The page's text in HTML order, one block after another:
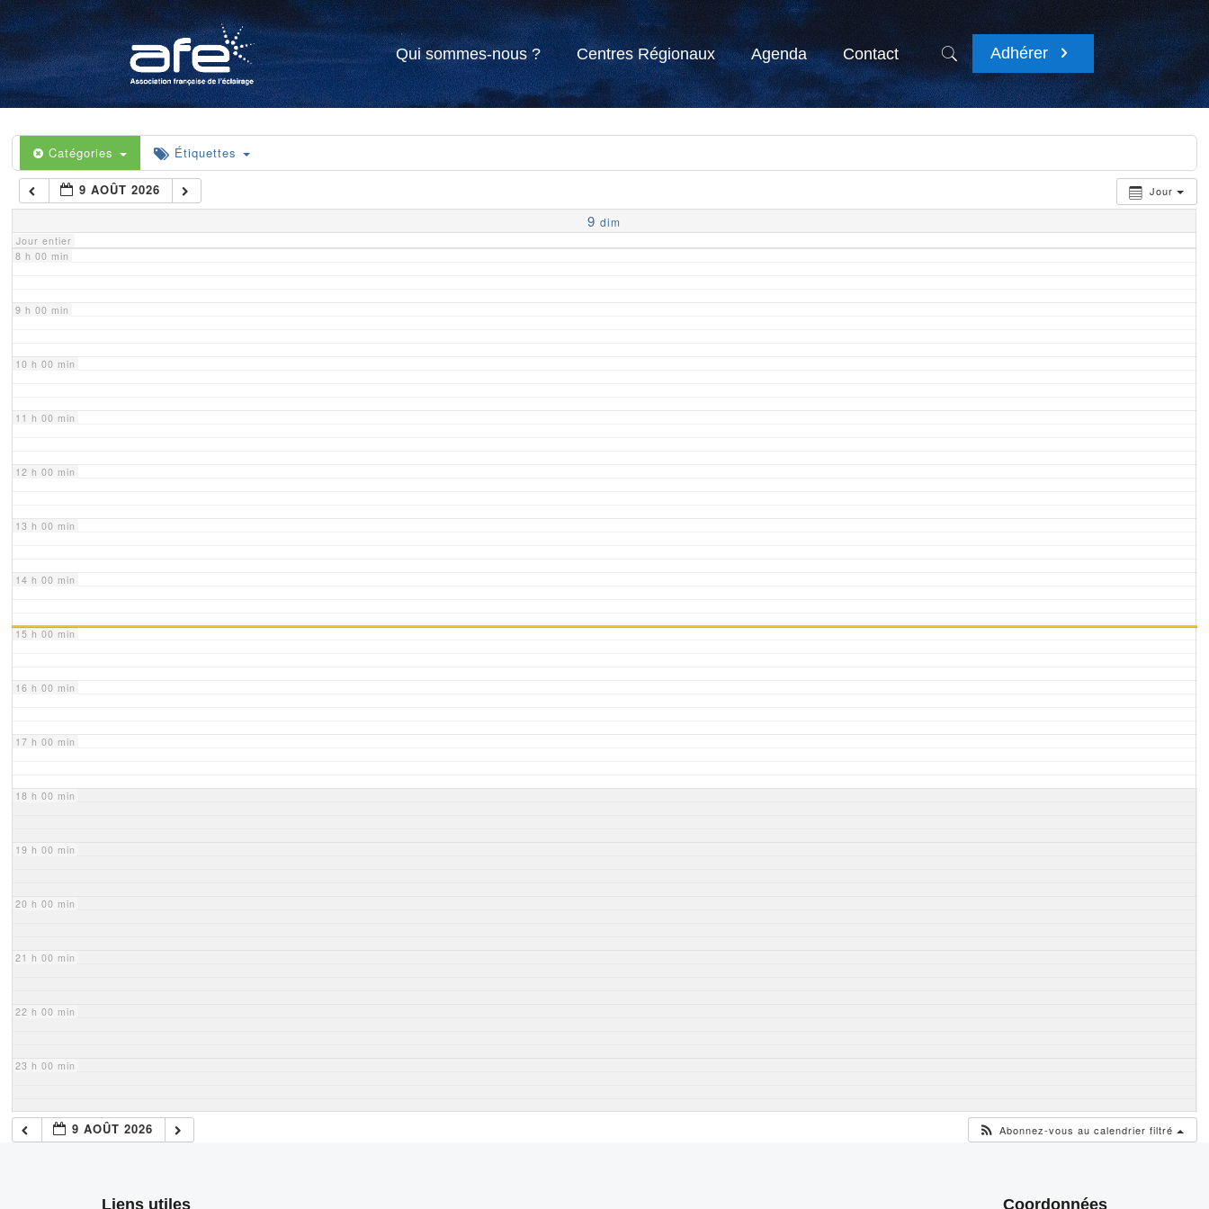
Qui sommes-nous ? Centres Régionaux Agenda Contact Adhérer
Catégories Étiquettes
Jour
9 AOÛT 2026
9 dim
Jour entier
4 h 00 min
5 h 00 min
6 h 00 min
7 h 00 min
8 h 00 min
9 h 00 min
10 h 00 min
11 h 00 min
12 h 00 min
13 h 00 min
14 h 00 min
15 h 00 min
16 h 00 min
17 h 00 min
18 h 00 min
19 h 00 min
20 h 00 min
21 h 00 min
22 h 00 min
23 h 00 min
9 AOÛT 2026 Abonnez-vous au calendrier filtré
Liens utiles Coordonnées